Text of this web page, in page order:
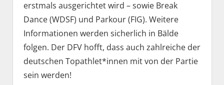
erstmals ausgerichtet wird – sowie Break
Dance (WDSF) und Parkour (FIG). Weitere
Informationen werden sicherlich in Bälde
folgen. Der DFV hofft, dass auch zahlreiche der
deutschen Topathlet*innen mit von der Partie
sein werden!